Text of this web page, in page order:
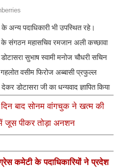
अन्य पदाधिकारी भी उपस्थित रहे।
के संगठन महासचिव रमजान अली कच्छावा
सुभाष स्वामी मनोज चौधरी सचिन
वसीम फिरोज अब्बासी प्रफुल्ल
डोटासरा जी का धन्यवाद ज्ञापित किया
बाद सोनम वांगचुक ने खत्म की
जूस पीकर तोड़ा अनशन
कमेटी के पदाधिकारियों ने प्रदेश